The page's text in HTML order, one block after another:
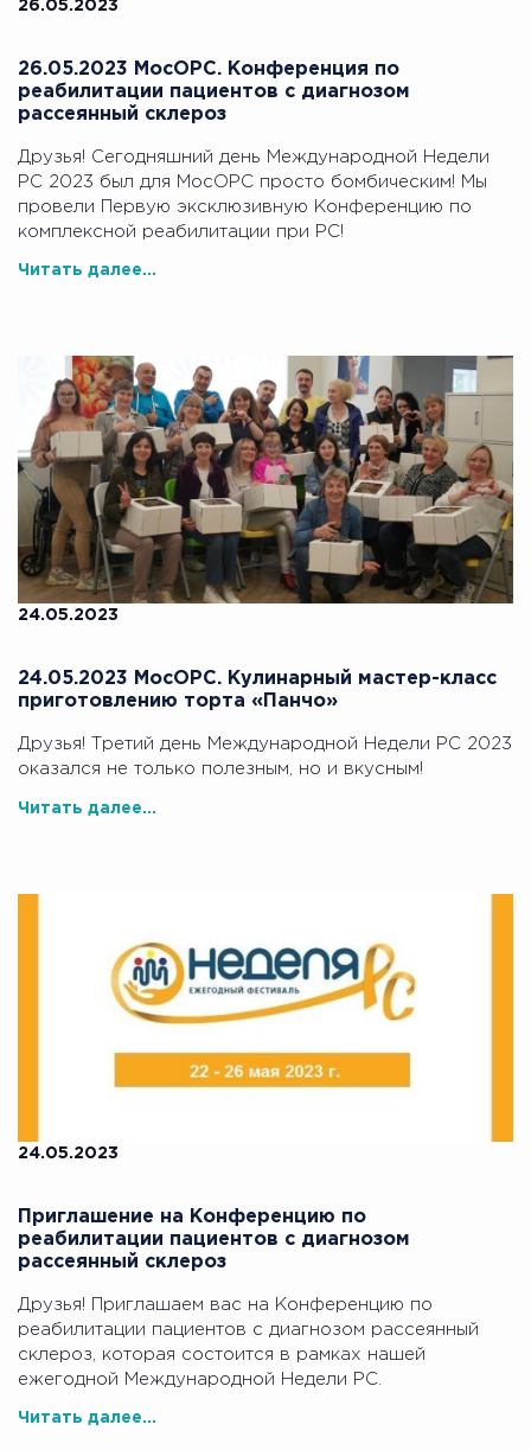
26.05.2023
26.05.2023 МосОРС. Конференция по
реабилитации пациентов с диагнозом
рассеянный склероз
Друзья! Сегодняшний день Международной Недели
РС 2023 был для МосОРС просто бомбическим! Мы
провели Первую эксклюзивную Конференцию по
комплексной реабилитации при РС!
Читать далее...
24.05.2023
24.05.2023 МосОРС. Кулинарный мастер-класс
приготовлению торта «Панчо»
Друзья! Третий день Международной Недели РС 2023
оказался не только полезным, но и вкусным!
Читать далее...
24.05.2023
Приглашение на Конференцию по
реабилитации пациентов с диагнозом
рассеянный склероз
Друзья! Приглашаем вас на Конференцию по
реабилитации пациентов с диагнозом рассеянный
склероз, которая состоится в рамках нашей
ежегодной Международной Недели РС.
Читать далее...